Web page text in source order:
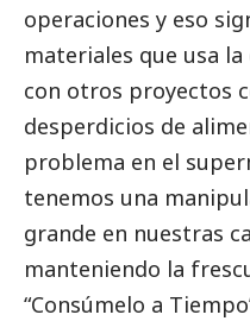
operaciones y eso
materiales que usa
con otros proyectos
desperdicios de
problema en el
tenemos una
grande en nuestras
manteniendo la
“Consúmelo a